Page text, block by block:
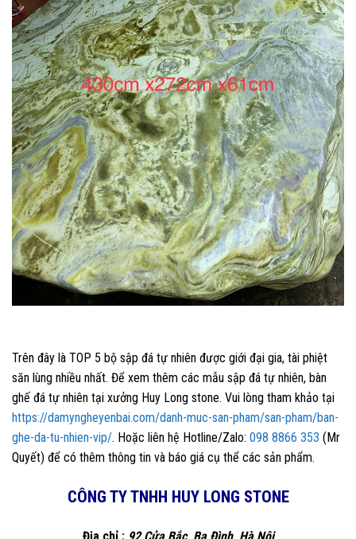
Trên đây là TOP 5 bộ sập đá tự nhiên được giới đại gia, tài phiệt
săn lùng nhiều nhất. Để xem thêm các mẫu sập đá tự nhiên, bàn
ghế đá tự nhiên tại xưởng Huy Long stone. Vui lòng tham khảo tại
https://damyngheyenbai.com/danh-muc-san-pham/san-pham/ban-
ghe-da-tu-nhien-vip/. Hoặc liên hệ Hotline/Zalo: 098 8866 353 (Mr
Quyết) để có thêm thông tin và báo giá cụ thể các sản phẩm.
CÔNG TY TNHH HUY LONG STONE